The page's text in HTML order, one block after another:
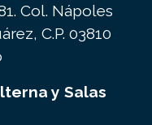
Col. Nápoles
C.P. 03810
y Salas